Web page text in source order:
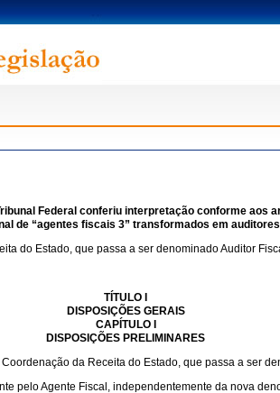
Federal conferiu interpretação conforme aos
de “agentes fiscais 3” transformados em
do Estado, que passa a ser denominado Auditor
TÍTULO I
DISPOSIÇÕES GERAIS
CAPÍTULO I
DISPOSIÇÕES PRELIMINARES
da Receita do Estado, que passa a ser
pelo Agente Fiscal, independentemente da nova